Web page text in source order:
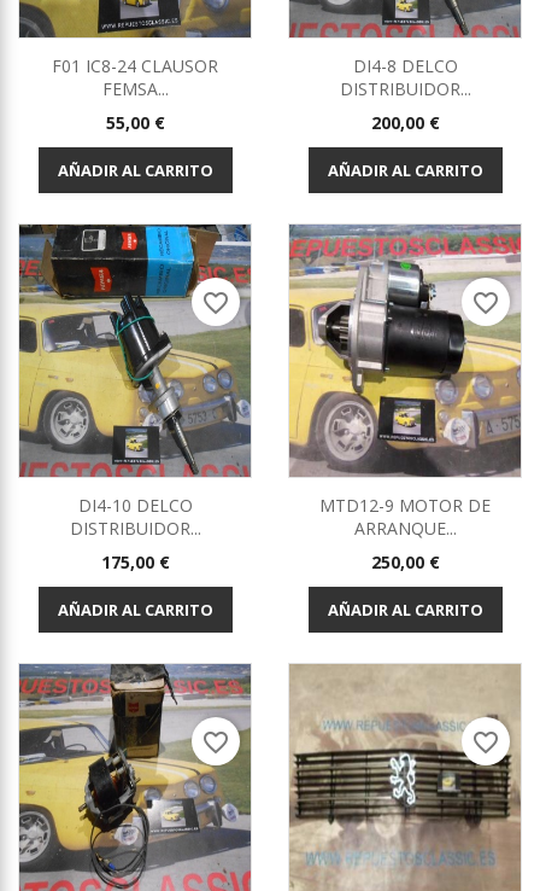
F01 IC8-24 CLAUSOR
FEMSA...
Precio
55,00 €
AÑADIR AL CARRITO
DI4-8 DELCO
DISTRIBUIDOR...
Precio
200,00 €
AÑADIR AL CARRITO
DI4-10 DELCO
DISTRIBUIDOR...
Precio
175,00 €
AÑADIR AL CARRITO
favorite_border
MTD12-9 MOTOR DE
ARRANQUE...
Precio
250,00 €
AÑADIR AL CARRITO
favorite_border
favorite_border favorite_border